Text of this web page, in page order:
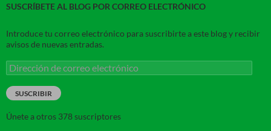
SUSCRÍBETE AL BLOG POR CORREO ELECTRÓNICO
Introduce tu correo electrónico para suscribirte a este blog y recibir
avisos de nuevas entradas.
Dirección
de
correo
electrónico
SUSCRIBIR
Únete a otros 378 suscriptores